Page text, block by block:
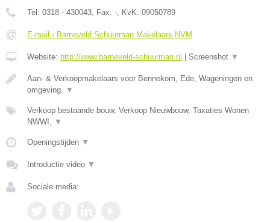
Tel: 0318 - 430043 , Fax: - , KvK: 09050789
E-mail › Barneveld Schuurman Makelaars NVM
Website: http://www.barneveld-schuurman.nl | Screenshot ▼
Aan- & Verkoopmakelaars voor Bennekom, Ede, Wageningen en
omgeving.
▼
Verkoop bestaande bouw, Verkoop Nieuwbouw, Taxaties Wonen
NWWI,
▼
Openingstijden ▼
Introductie video ▼
Sociale media: